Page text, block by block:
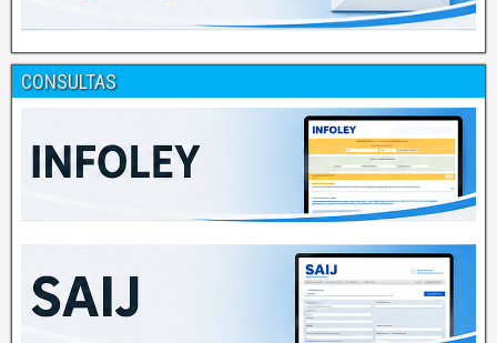
CONSULTAS